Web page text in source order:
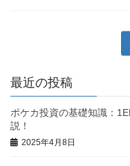
の
ペ
ー
ジ
最近の投稿
ポケカ投資の基礎知識：
説！
2025年4月8日